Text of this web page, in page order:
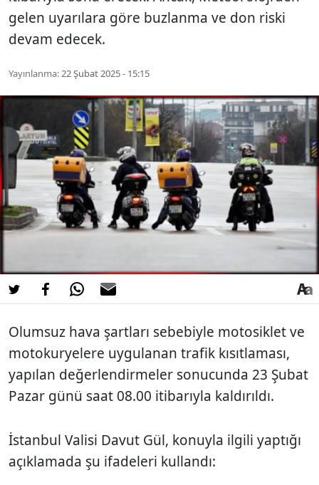
gelen uyarılara göre buzlanma ve don riski
devam edecek.
Yayınlanma:22 Şubat 2025 - 15:15
Olumsuz hava şartları sebebiyle motosiklet ve
motokuryelere uygulanan trafik kısıtlaması,
yapılan değerlendirmeler sonucunda 23 Şubat
Pazar günü saat 08.00 itibarıyla kaldırıldı.
İstanbul Valisi Davut Gül, konuyla ilgili yaptığı
açıklamada şu ifadeleri kullandı: